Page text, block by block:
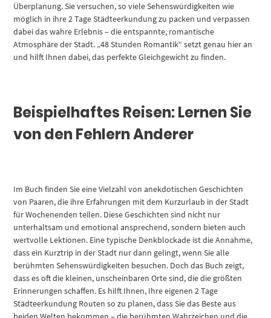
Überplanung. Sie versuchen, so viele Sehenswürdigkeiten wie
möglich in ihre 2 Tage Städteerkundung zu packen und verpassen
dabei das wahre Erlebnis – die entspannte, romantische
Atmosphäre der Stadt. „48 Stunden Romantik“ setzt genau hier an
und hilft Ihnen dabei, das perfekte Gleichgewicht zu finden.
Beispielhaftes Reisen: Lernen Sie
von den Fehlern Anderer
Im Buch finden Sie eine Vielzahl von anekdotischen Geschichten
von Paaren, die ihre Erfahrungen mit dem Kurzurlaub in der Stadt
für Wochenenden teilen. Diese Geschichten sind nicht nur
unterhaltsam und emotional ansprechend, sondern bieten auch
wertvolle Lektionen. Eine typische Denkblockade ist die Annahme,
dass ein Kurztrip in der Stadt nur dann gelingt, wenn Sie alle
berühmten Sehenswürdigkeiten besuchen. Doch das Buch zeigt,
dass es oft die kleinen, unscheinbaren Orte sind, die die größten
Erinnerungen schaffen. Es hilft Ihnen, Ihre eigenen 2 Tage
Städteerkundung Routen so zu planen, dass Sie das Beste aus